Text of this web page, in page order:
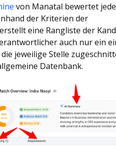
von Manatal bewertet jede
der Kriterien der
eine Rangliste der
auch nur ein
jeweilige Stelle
Datenbank.